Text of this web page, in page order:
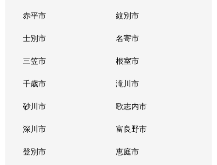
赤平市 紋別市
士別市 名寄市
三笠市 根室市
千歳市 滝川市
砂川市 歌志内市
深川市 富良野市
登別市 恵庭市